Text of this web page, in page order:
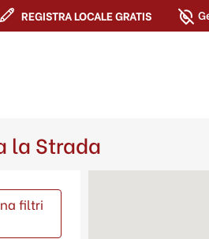
REGISTRA LOCALE GRATIS
la Strada
filtri